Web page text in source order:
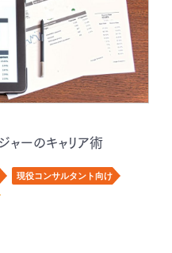
ャーのキャリア術
現役コンサルタント向け